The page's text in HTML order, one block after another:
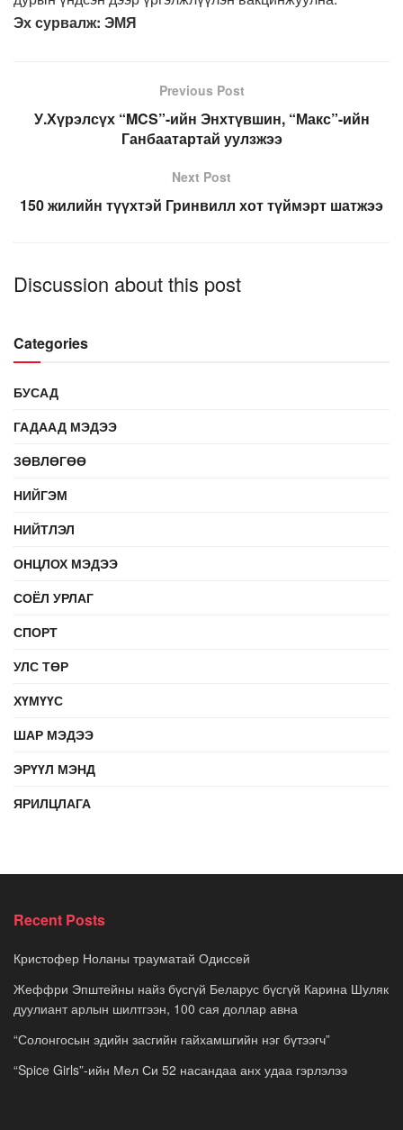
Эх сурвалж: ЭМЯ
Previous Post
У.Хүрэлсүх “MCS”-ийн Энхтүвшин, “Макс”-ийн
Ганбаатартай уулзжээ
Next Post
150 жилийн түүхтэй Гринвилл хот түймэрт шатжээ
Discussion about this post
Categories
БУСАД
ГАДААД МЭДЭЭ
ЗӨВЛӨГӨӨ
НИЙГЭМ
НИЙТЛЭЛ
ОНЦЛОХ МЭДЭЭ
СОЁЛ УРЛАГ
СПОРТ
УЛС ТӨР
ХҮМҮҮС
ШАР МЭДЭЭ
ЭРҮҮЛ МЭНД
ЯРИЛЦЛАГА
Recent Posts
Кристофер Ноланы трауматай Одиссей
Жеффри Эпштейны найз бүсгүй Беларус бүсгүй Карина Шуляк
дуулиант арлын шилтгээн, 100 сая доллар авна
“Солонгосын эдийн засгийн гайхамшгийн нэг бүтээгч”
“Spice Girls”-ийн Мел Си 52 насандаа анх удаа гэрлэлээ